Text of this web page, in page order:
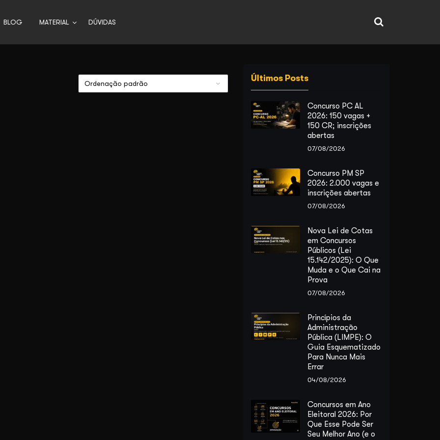
BLOG MATERIAL DÚVIDAS
Últimos Posts
Concurso PC AL
2026: 150 vagas +
150 CR; inscrições
abertas
07/08/2026
Concurso PM SP
2026: 2.000 vagas e
inscrições abertas
07/08/2026
Nova Lei de Cotas
em Concursos
Públicos (Lei
15.142/2025): O Que
Muda e o Que Cai na
Prova
07/08/2026
Princípios da
Administração
Pública (LIMPE): O
Guia Esquematizado
Para Nunca Mais
Errar
04/08/2026
Concursos em Ano
Eleitoral 2026: Por
Que Esse Pode Ser
Seu Melhor Ano (e o